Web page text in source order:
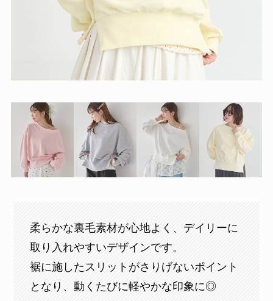
柔らかな裏毛素材が心地よく、デイリーに
取り入れやすいデザインです。
裾に施したスリットがさりげないポイント
となり、動くたびに軽やかな印象に◎